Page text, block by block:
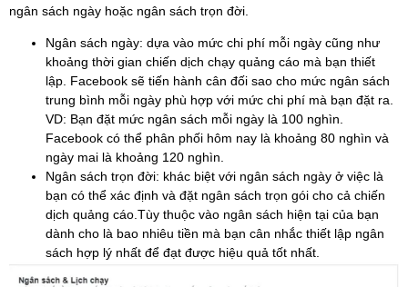
ngân sách ngày hoặc ngân sách trọn đời.
Ngân sách ngày: dựa vào mức chi phí mỗi ngày cũng như
khoảng thời gian chiến dịch chạy quảng cáo mà bạn thiết
lập. Facebook sẽ tiến hành cân đối sao cho mức ngân sách
trung bình mỗi ngày phù hợp với mức chi phí mà bạn đặt ra.
VD: Bạn đặt mức ngân sách mỗi ngày là 100 nghìn.
Facebook có thể phân phối hôm nay là khoảng 80 nghìn và
ngày mai là khoảng 120 nghìn.
Ngân sách trọn đời: khác biệt với ngân sách ngày ở việc là
bạn có thể xác định và đặt ngân sách trọn gói cho cả chiến
dịch quảng cáo.Tùy thuộc vào ngân sách hiện tại của bạn
dành cho là bao nhiêu tiền mà bạn cân nhắc thiết lập ngân
sách hợp lý nhất để đạt được hiệu quả tốt nhất.